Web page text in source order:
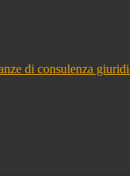
di consulenza